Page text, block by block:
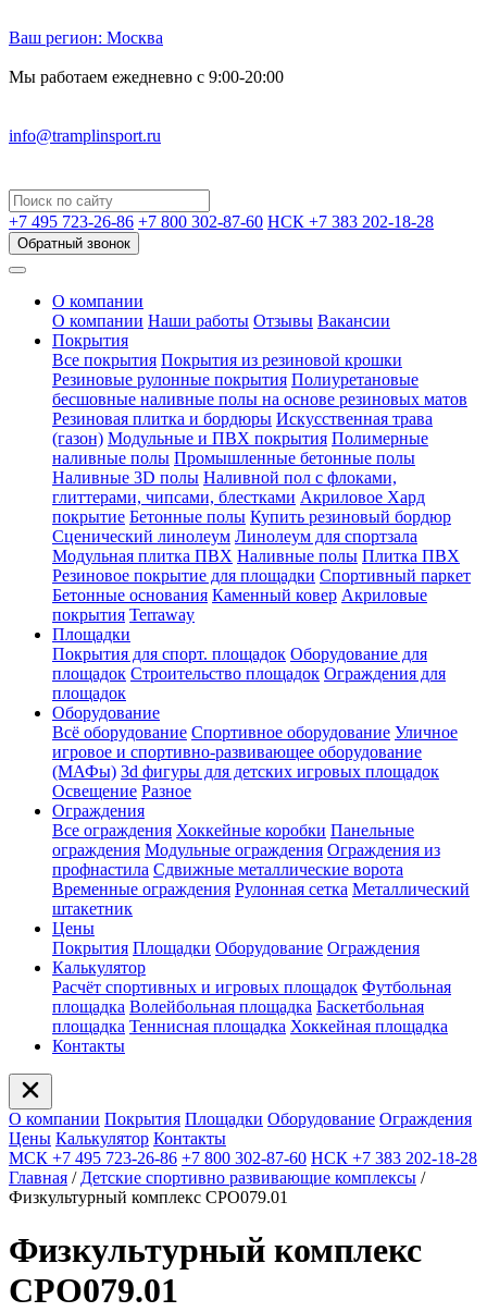
Ваш регион: Москва
Мы работаем ежедневно с 9:00-20:00
info@tramplinsport.ru
+7 495 723-26-86 +7 800 302-87-60 НСК +7 383 202-18-28
Обратный звонок
О компании
О компании Наши работы Отзывы Вакансии
Покрытия
Все покрытия Покрытия из резиновой крошки
Резиновые рулонные покрытия Полиуретановые
бесшовные наливные полы на основе резиновых матов
Резиновая плитка и бордюры Искусственная трава
(газон) Модульные и ПВХ покрытия Полимерные
наливные полы Промышленные бетонные полы
Наливные 3D полы Наливной пол с флоками,
глиттерами, чипсами, блестками Акриловое Хард
покрытие Бетонные полы Купить резиновый бордюр
Сценический линолеум Линолеум для спортзала
Модульная плитка ПВХ Наливные полы Плитка ПВХ
Резиновое покрытие для площадки Спортивный паркет
Бетонные основания Каменный ковер Акриловые
покрытия Terraway
Площадки
Покрытия для спорт. площадок Оборудование для
площадок Строительство площадок Ограждения для
площадок
Оборудование
Всё оборудование Спортивное оборудование Уличное
игровое и спортивно-развивающее оборудование
(МАФы) 3d фигуры для детских игровых площадок
Освещение Разное
Ограждения
Все ограждения Хоккейные коробки Панельные
ограждения Модульные ограждения Ограждения из
профнастила Сдвижные металлические ворота
Временные ограждения Рулонная сетка Металлический
штакетник
Цены
Покрытия Площадки Оборудование Ограждения
Калькулятор
Расчёт спортивных и игровых площадок Футбольная
площадка Волейбольная площадка Баскетбольная
площадка Теннисная площадка Хоккейная площадка
Контакты
О компании Покрытия Площадки Оборудование Ограждения
Цены Калькулятор Контакты
МСК +7 495 723-26-86 +7 800 302-87-60 НСК +7 383 202-18-28
Главная / Детские спортивно развивающие комплексы /
Физкультурный комплекс СРО079.01
Физкультурный комплекс
СРО079.01